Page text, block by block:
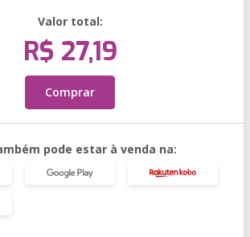
Valor total:
R$ 27,19
Comprar
pode estar à venda na: